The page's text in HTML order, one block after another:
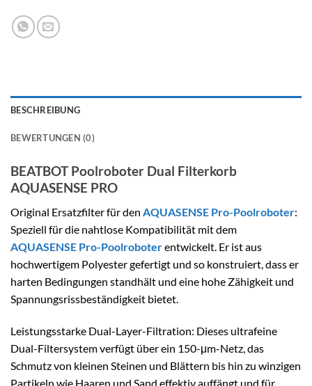
BESCHREIBUNG
BEWERTUNGEN (0)
BEATBOT Poolroboter Dual Filterkorb
AQUASENSE PRO
Original Ersatzfilter für den AQUASENSE Pro-Poolroboter:
Speziell für die nahtlose Kompatibilität mit dem
AQUASENSE Pro-Poolroboterentwickelt. Er ist aus
hochwertigem Polyester gefertigt und so konstruiert, dass er
harten Bedingungen standhält und eine hohe Zähigkeit und
Spannungsrissbeständigkeit bietet.
Leistungsstarke Dual-Layer-Filtration: Dieses ultrafeine
Dual-Filtersystem verfügt über ein 150-μm-Netz, das
Schmutz von kleinen Steinen und Blättern bis hin zu winzigen
Partikeln wie Haaren und Sand effektiv auffängt und für